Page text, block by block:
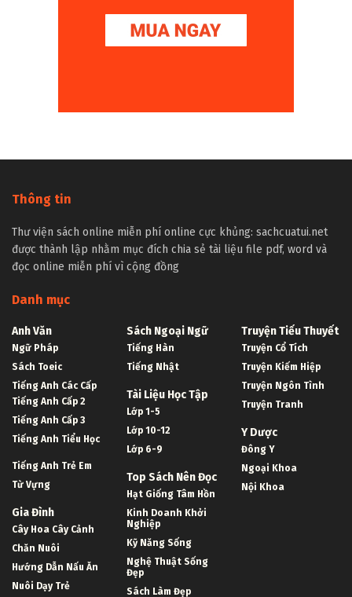
Thông tin
Thư viện sách online miễn phí online cực khủng: sachcuatui.net
được thành lập nhằm mục đích chia sẻ tài liệu file pdf, word và
đọc online miễn phí vì cộng đồng
Danh mục
Anh Văn
Ngữ Pháp
Sách Toeic
Tiếng Anh Các Cấp
Tiếng Anh Cấp 2
Tiếng Anh Cấp 3
Tiếng Anh Tiểu Học
Tiếng Anh Trẻ Em
Từ Vựng
Gia Đình
Cây Hoa Cây Cảnh
Chăn Nuôi
Hướng Dẫn Nấu Ăn
Nuôi Dạy Trẻ
Sách Ngoại Ngữ
Tiếng Hàn
Tiếng Nhật
Tài Liệu Học Tập
Lớp 1-5
Lớp 10-12
Lớp 6-9
Top Sách Nên Đọc
Hạt Giống Tâm Hồn
Kinh Doanh Khởi
Nghiệp
Kỹ Năng Sống
Nghệ Thuật Sống
Đẹp
Sách Làm Đẹp
Truyện Tiểu Thuyết
Truyện Cổ Tích
Truyện Kiếm Hiệp
Truyện Ngôn Tình
Truyện Tranh
Y Dược
Đông Y
Ngoại Khoa
Nội Khoa